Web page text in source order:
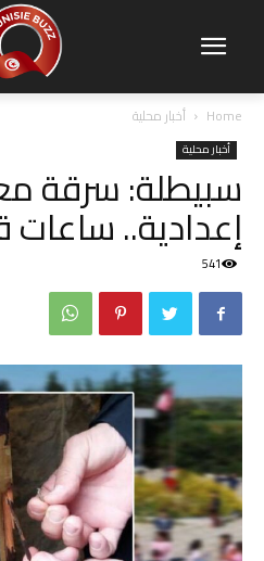
Home أخبار محلية
أخبار محلية
سبيطلة: سرقة
إعدادية.. ساعات
541